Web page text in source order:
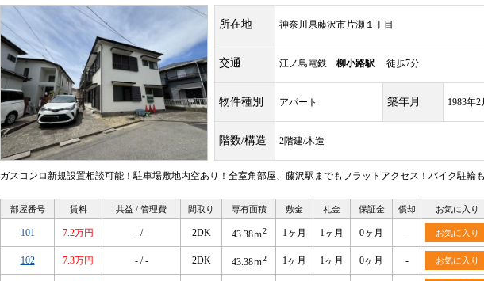
所在地 神奈川県藤沢市片瀬１丁目
交通 江ノ島電鉄 柳小路駅 徒歩7分
物件種別 アパート 築年月 1983年2
階数/構造 2階建/木造
ガスコンロ新規設置相談可能！駐車場敷地内空あり！全室角部屋、藤沢駅までもフラットアクセス！バイク駐輪
部屋番号 賃料 共益 / 管理費 間取り 専有面積 敷金 礼金 保証金 償却 お気に入り
101 7.2万円 - / - 2DK 43.38ｍ2 1ヶ月 1ヶ月 0ヶ月 - お気に入り
102 7.3万円 - / - 2DK 43.38ｍ2 1ヶ月 1ヶ月 0ヶ月 - お気に入り